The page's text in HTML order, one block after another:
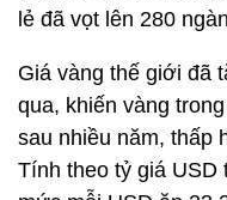
lẻ đã vọt lên 280
Giá vàng thế giới đã
qua, khiến vàng
sau nhiều năm, thấp
Tính theo tỷ giá USD